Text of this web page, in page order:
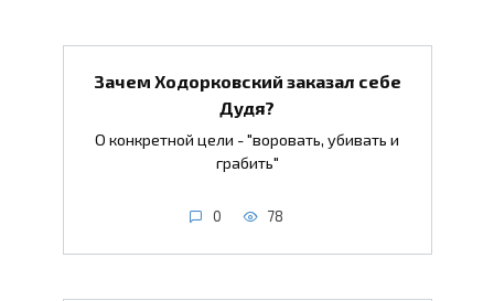
Зачем Ходорковский заказал себе
Дудя?
О конкретной цели - "воровать, убивать и
грабить"
0 78